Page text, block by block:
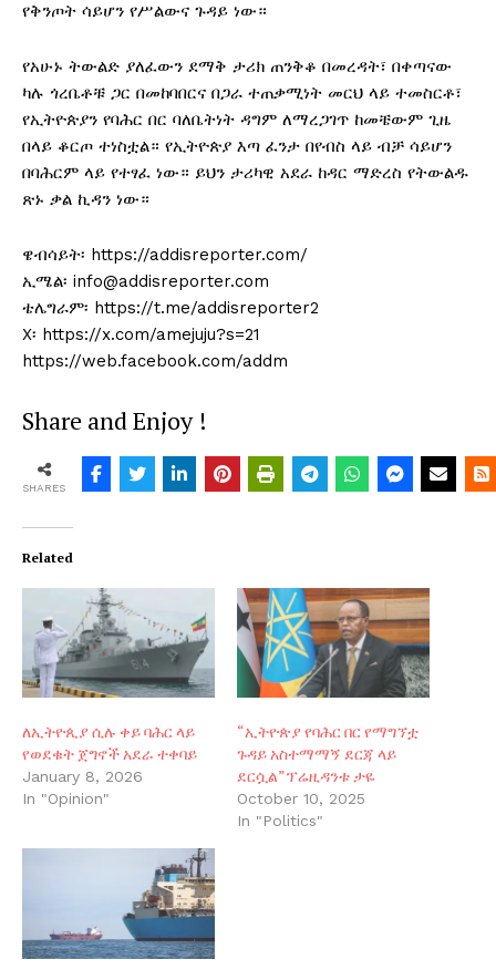
የቅንጦት ሳይሆን የሥልውና ጉዳይ ነው።
የአሁኑ ትውልድ ያለፈውን ደማቅ ታሪክ ጠንቅቆ በመረዳት፣ በቀጣናው
ካሉ ጎረቤቶቹ ጋር በመከባበርና በጋራ ተጠቃሚነት መርህ ላይ ተመስርቶ፣
የኢትዮጵያን የባሕር በር ባለቤትነት ዳግም ለማረጋገጥ ከመቼውም ጊዜ
በላይ ቆርጦ ተነስቷል። የኢትዮጵያ እጣ ፈንታ በየብስ ላይ ብቻ ሳይሆን
በባሕርም ላይ የተፃፈ ነው። ይህን ታሪካዊ አደራ ከዳር ማድረስ የትውልዱ
ጽኑ ቃል ኪዳን ነው።
ዌብሳይት፡ https://addisreporter.com/
ኢሜል፡ info@addisreporter.com
ቴሌግራም፡ https://t.me/addisreporter2
X፡ https://x.com/amejuju?s=21
https://web.facebook.com/addm
Share and Enjoy !
SHARES
Related
ለኢትዮጲያ ሲሉ ቀይ ባሕር ላይ
የወደቁት ጀግኖች አደራ ተቀባይ
January 8, 2026
In "Opinion"
“ኢትዮጵያ የባሕር በር የማግኘቷ
ጉዳይ አስተማማኝ ደርጃ ላይ
ደርሷል”ፕሬዚዳንቱ ታዬ
October 10, 2025
In "Politics"